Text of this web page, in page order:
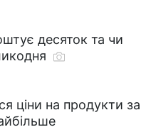
десяток та чи
ціни на продукти за